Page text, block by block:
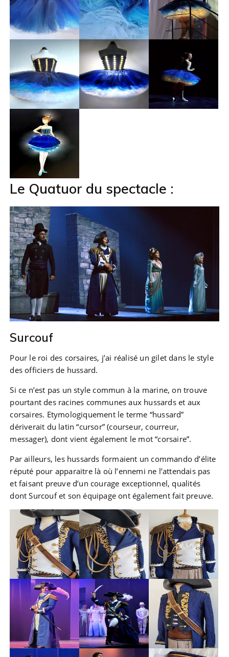
Le Quatuor du spectacle :
Surcouf
Pour le roi des corsaires, j’ai réalisé un gilet dans le style
des officiers de hussard.
Si ce n’est pas un style commun à la marine, on trouve
pourtant des racines communes aux hussards et aux
corsaires. Etymologiquement le terme “hussard”
dériverait du latin “cursor” (courseur, courreur,
messager), dont vient également le mot “corsaire”.
Par ailleurs, les hussards formaient un commando d’élite
réputé pour apparaitre là où l’ennemi ne l’attendais pas
et faisant preuve d’un courage exceptionnel, qualités
dont Surcouf et son équipage ont également fait preuve.